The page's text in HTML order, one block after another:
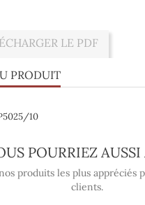
LE PDF
PRODUIT
10
POURRIEZ
produits les plus appréciés
clients.